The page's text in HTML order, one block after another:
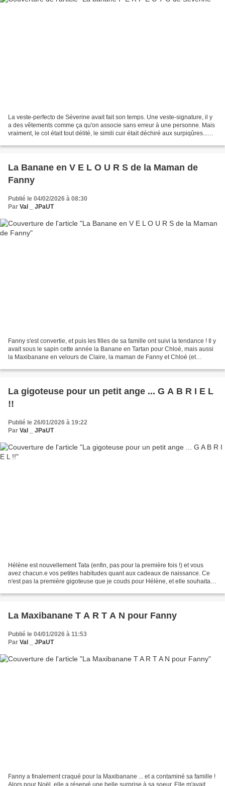
La veste-perfecto de Séverine avait fait son temps. Une veste-signature, il y
a des vêtements comme ça qu'on associe sans erreur à une personne. Mais
vraiment, le col était tout délité, le simili cuir était déchiré aux surpiqûres...
La Banane en V E L O U R S de la Maman de
Fanny
Publié le 04/02/2026 à 08:30
Par Val _ JPaUT
Fanny s'est convertie, et puis les filles de sa famille ont suivi la tendance ! Il y
avait sous le sapin cette année la Banane en Tartan pour Chloé, mais aussi
la Maxibanane en velours de Claire, la maman de Fanny et Chloé (et
La gigoteuse pour un petit ange ... G A B R I E L
!!
Publié le 26/01/2026 à 19:22
Par Val _ JPaUT
Hélène est nouvellement Tata (enfin, pas pour la première fois !) et vous
avez chacun.e vos petites habitudes quant aux cadeaux de naissance. Ce
n'est pas la première gigoteuse que je couds pour Hélène, et elle souhaitait
La Maxibanane T A R T A N pour Fanny
Publié le 04/01/2026 à 11:53
Par Val _ JPaUT
Fanny a finalement craqué pour la Maxibanane ... et a contaminé sa famille !
Alors pour Noël, elle a réservé une belle surprise à sa soeur. Elle m'avait